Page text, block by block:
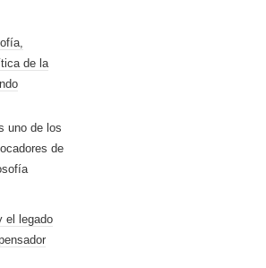
de la
uno de los
de
el legado